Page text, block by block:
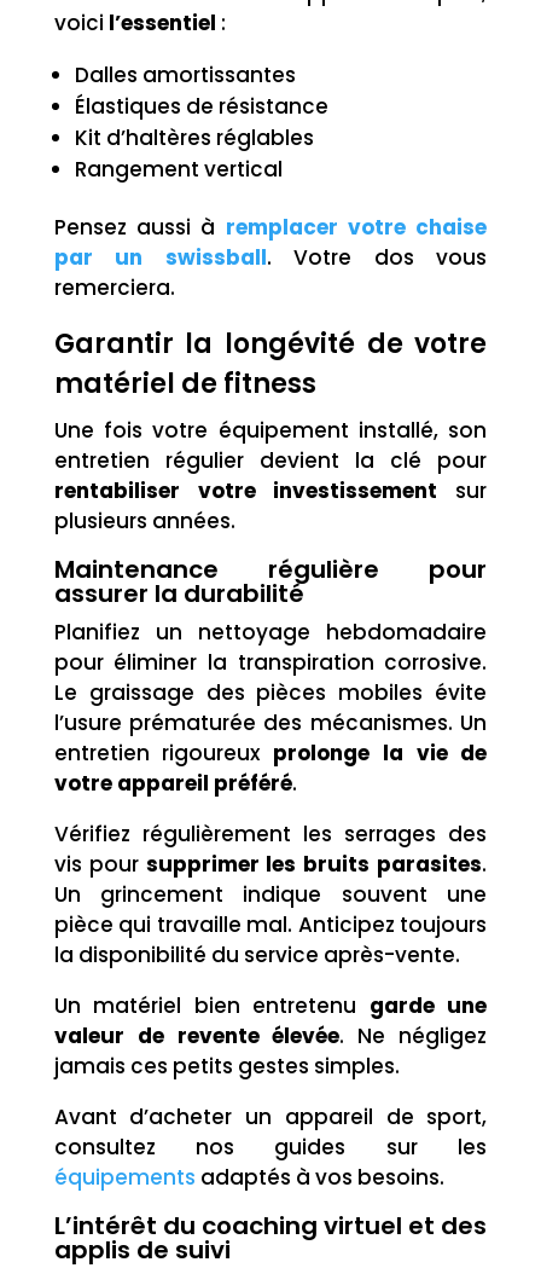
voici l’essentiel :
Dalles amortissantes
Élastiques de résistance
Kit d’haltères réglables
Rangement vertical
Pensez aussi à remplacer votre chaise
par un swissball. Votre dos vous
remerciera.
Garantir la longévité de votre
matériel de fitness
Une fois votre équipement installé, son
entretien régulier devient la clé pour
rentabiliser votre investissement sur
plusieurs années.
Maintenance régulière pour
assurer la durabilité
Planifiez un nettoyage hebdomadaire
pour éliminer la transpiration corrosive.
Le graissage des pièces mobiles évite
l’usure prématurée des mécanismes. Un
entretien rigoureux prolonge la vie de
votre appareil préféré.
Vérifiez régulièrement les serrages des
vis pour supprimer les bruits parasites.
Un grincement indique souvent une
pièce qui travaille mal. Anticipez toujours
la disponibilité du service après-vente.
Un matériel bien entretenu garde une
valeur de revente élevée. Ne négligez
jamais ces petits gestes simples.
Avant d’acheter un appareil de sport,
consultez nos guides sur les
équipements adaptés à vos besoins.
L’intérêt du coaching virtuel et des
applis de suivi